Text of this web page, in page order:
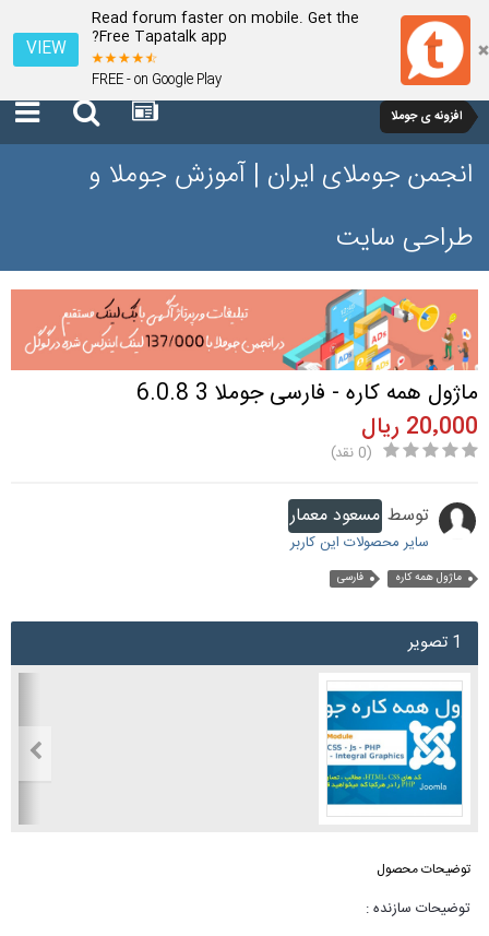
Read forum faster on mobile. Get the
Free Tapatalk app?
FREE - on Google Play
VIEW
افزونه ی جوملا
انجمن جوملای ایران | آموزش جوملا و
طراحی سایت
ماژول همه کاره - فارسی جوملا 3 6.0.8
20٬000 ریال
(0 نقد)
توسط مسعود معمار
سایر محصولات این کاربر
ماژول همه کاره فارسی
1 تصویر
توضیحات محصول
توضیحات سازنده :